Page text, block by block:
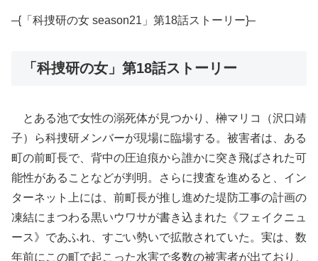
–{「科捜研の女 season21」第18話ストーリー}–
「科捜研の女」第18話ストーリー
とある池で女性の溺死体が見つかり、榊マリコ（沢口靖
子）ら科捜研メンバーが現場に臨場する。被害者は、ある
町の前町長で、背中の圧迫痕から誰かに突き飛ばされた可
能性があることなどが判明。さらに捜査を進めると、イン
ターネット上には、前町長が推し進めた堤防工事の計画の
凍結にまつわる黒いウワサが書き込まれた《フェイクニュ
ース》であふれ、すごい勢いで拡散されていた。実は、数
年前にこの町で起こった水害で多数の被害者が出ており、